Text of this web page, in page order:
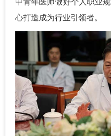
心打造成为行业引领者。